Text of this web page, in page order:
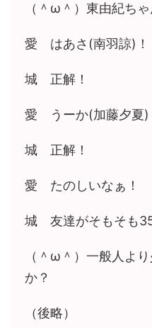
（＾ω＾）東由紀ち
愛 はあさ(南羽諒)！
城 正解！
愛 うーか(加藤夕夏)
城 正解！
愛 たのしいなぁ！
城 友達がそもそも
（＾ω＾）一般人よ
か？
（後略）